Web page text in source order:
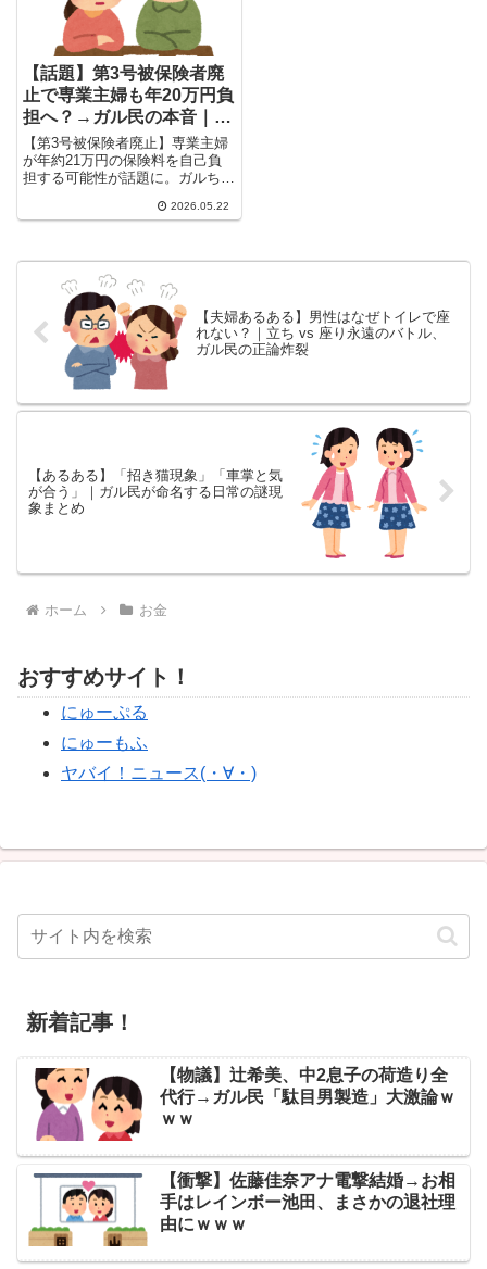
【話題】第3号被保険者廃
止で専業主婦も年20万円負
担へ？→ガル民の本音｜3
号廃止・年金・家計
【第3号被保険者廃止】専業主婦
が年約21万円の保険料を自己負
担する可能性が話題に。ガルちゃ
り「まだ決まってない」「一番困
源論・働けない事情まで本音が続
出。廃止の背景とガル民の反応を
一気にまとめ。
2026.05.22
【夫婦あるある】男性はなぜトイレで座
れない？｜立ち vs 座り永遠のバトル、
ガル民の正論炸裂
【あるある】「招き猫現象」「車掌と気
が合う」｜ガル民が命名する日常の謎現
象まとめ
ホーム お金
おすすめサイト！
にゅーぷる
にゅーもふ
ヤバイ！ニュース(・∀・)
新着記事！
【物議】辻希美、中2息子の荷造り全
代行→ガル民「駄目男製造」大激論ｗ
ｗｗ
【衝撃】佐藤佳奈アナ電撃結婚→お相
手はレインボー池田、まさかの退社理
由にｗｗｗ